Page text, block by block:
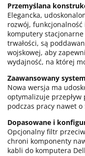
Przemyślana
Elegancka,
rozwój, funkcjonalność
komputery
trwałości, są
wojskowej, aby
wydajność, na której
Zaawansowany
Nowa wersja ma
optymalizuje przepływ
podczas pracy nawet o
Dopasowane i
Opcjonalny filtr
chroni komponenty
kabli do komputera